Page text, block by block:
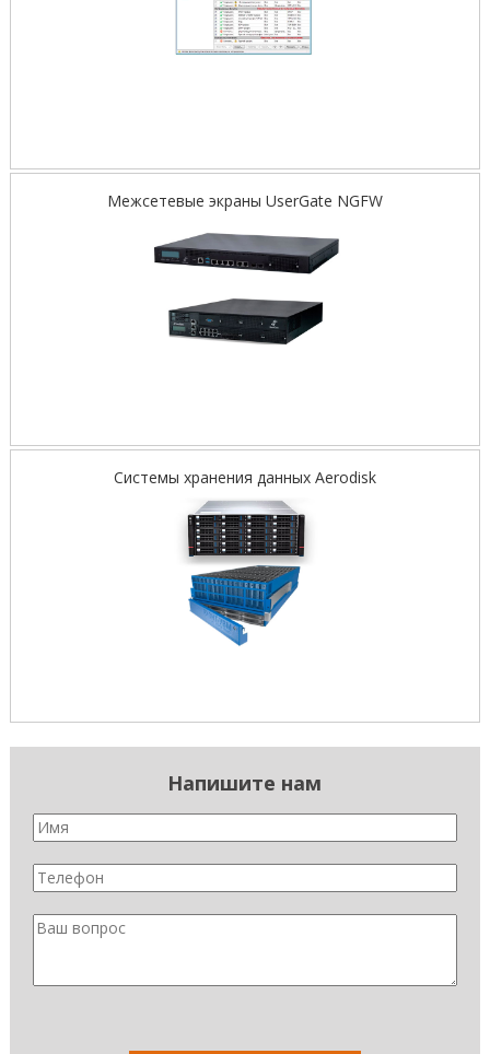
Межсетевые экраны UserGate NGFW
Системы хранения данных Aerodisk
Напишите нам